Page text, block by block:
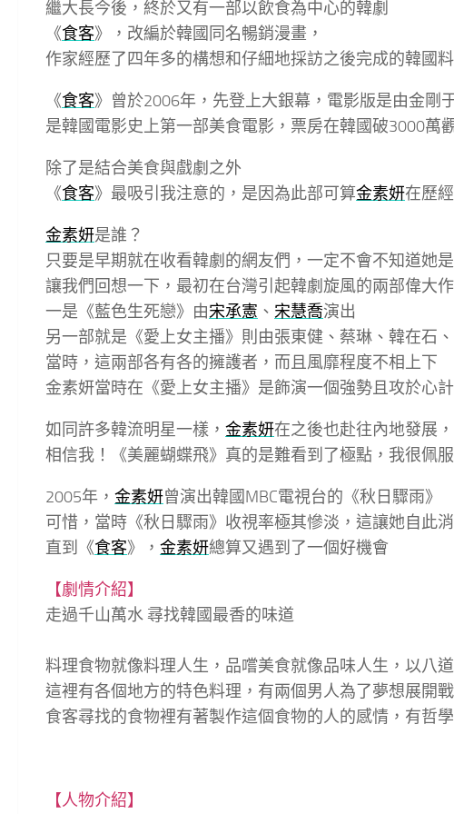
繼大長今後，終於又有一部以飲食為中心的韓劇
《食客》，改編於韓國同名暢銷漫畫，
作家經歷了四年多的構想和仔細地採訪之後完成的韓國
《食客》曾於2006年，先登上大銀幕，電影版是由金剛
是韓國電影史上第一部美食電影，票房在韓國破3000萬
除了是結合美食與戲劇之外
《食客》最吸引我注意的，是因為此部可算金素妍在歷
金素妍是誰？
只要是早期就在收看韓劇的網友們，一定不會不知道她是
讓我們回想一下，最初在台灣引起韓劇旋風的兩部偉大作
一是《藍色生死戀》由宋承憲 、 宋慧喬演出
另一部就是《愛上女主播》則由張東健、蔡琳、韓在石、
當時，這兩部各有各的擁護者，而且風靡程度不相上下
金素妍當時在《愛上女主播》是飾演一個強勢且攻於心
如同許多韓流明星一樣， 金素妍在之後也赴往內地發展
相信我！《美麗蝴蝶飛》真的是難看到了極點，我很佩
2005年， 金素妍曾演出韓國MBC電視台的《秋日驟雨》
可惜，當時《秋日驟雨》收視率極其慘淡，這讓她自此
直到《食客》， 金素妍總算又遇到了一個好機會
【劇情介紹】
走過千山萬水 尋找韓國最香的味道
料理食物就像料理人生，品嚐美食就像品味人生，以八
這裡有各個地方的特色料理，有兩個男人為了夢想展開
食客尋找的食物裡有著製作這個食物的人的感情，有哲
【人物介紹】